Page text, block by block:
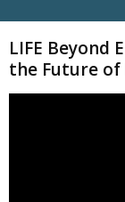
LIFE Beyond
the Future